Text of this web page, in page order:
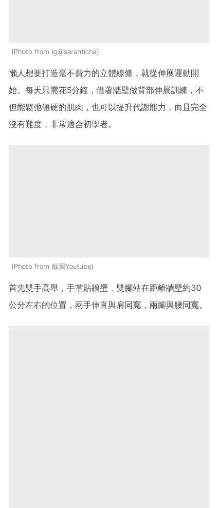
Photo from ig@sarahticha
懶人想要打造毫不費力的立體線條，就從伸展運動開
始。每天只需花5分鐘，借著牆壁做背部伸展訓練，不
但能鬆弛僵硬的肌肉，也可以提升代謝能力，而且完全
沒有難度，非常適合初學者。
Photo from 截圖Youtube
首先雙手高舉，手掌貼牆壁，雙腳站在距離牆壁約30
公分左右的位置，兩手伸直與肩同寬，兩腳與腰同寬。